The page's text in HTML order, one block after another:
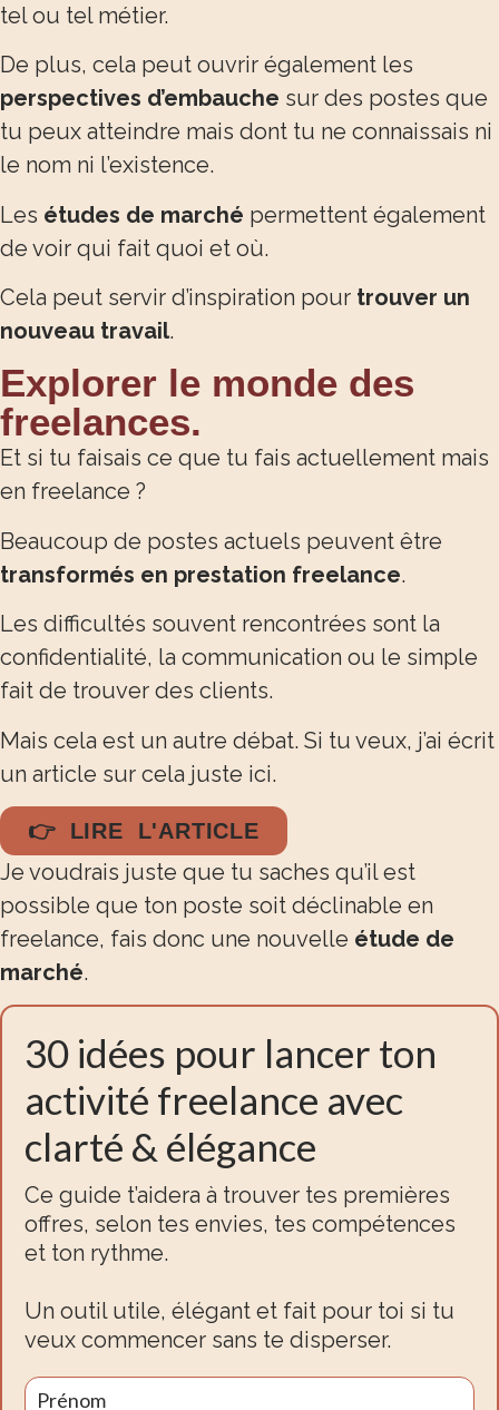
tel ou tel métier.
De plus, cela peut ouvrir également les
perspectives d’embauche sur des postes que
tu peux atteindre mais dont tu ne connaissais ni
le nom ni l’existence.
Les études de marché permettent également
de voir qui fait quoi et où.
Cela peut servir d’inspiration pour trouver un
nouveau travail.
Explorer le monde des
freelances.
Et si tu faisais ce que tu fais actuellement mais
en freelance ?
Beaucoup de postes actuels peuvent être
transformés en prestation freelance.
Les difficultés souvent rencontrées sont la
confidentialité, la communication ou le simple
fait de trouver des clients.
Mais cela est un autre débat. Si tu veux, j’ai écrit
un article sur cela juste ici.
👉 LIRE L'ARTICLE
Je voudrais juste que tu saches qu’il est
possible que ton poste soit déclinable en
freelance, fais donc une nouvelle étude de
marché.
30 idées pour lancer ton
activité freelance avec
clarté & élégance
Ce guide t’aidera à trouver tes premières
offres, selon tes envies, tes compétences
et ton rythme.
Un outil utile, élégant et fait pour toi si tu
veux commencer sans te disperser.